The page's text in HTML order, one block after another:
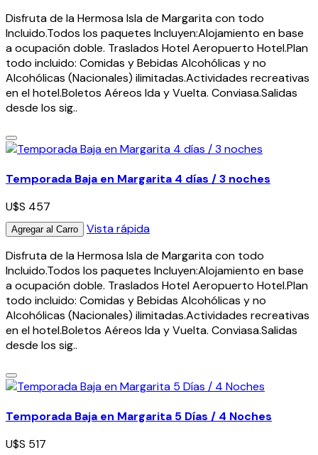
Disfruta de la Hermosa Isla de Margarita con todo
Incluido.Todos los paquetes Incluyen:Alojamiento en base
a ocupación doble. Traslados Hotel Aeropuerto Hotel.Plan
todo incluido: Comidas y Bebidas Alcohólicas y no
Alcohólicas (Nacionales) ilimitadas.Actividades recreativas
en el hotel.Boletos Aéreos Ida y Vuelta. Conviasa.Salidas
desde los sig..
Temporada Baja en Margarita 4 días / 3 noches
U$S 457
Agregar al Carro
Vista rápida
Disfruta de la Hermosa Isla de Margarita con todo
Incluido.Todos los paquetes Incluyen:Alojamiento en base
a ocupación doble. Traslados Hotel Aeropuerto Hotel.Plan
todo incluido: Comidas y Bebidas Alcohólicas y no
Alcohólicas (Nacionales) ilimitadas.Actividades recreativas
en el hotel.Boletos Aéreos Ida y Vuelta. Conviasa.Salidas
desde los sig..
Temporada Baja en Margarita 5 Días / 4 Noches
U$S 517